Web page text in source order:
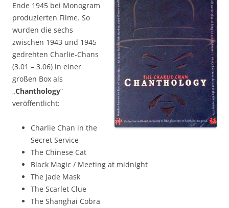
Ende 1945 bei Monogram
produzierten Filme. So
wurden die sechs
zwischen 1943 und 1945
gedrehten Charlie-Chans
(3.01 – 3.06) in einer
großen Box als
„Chanthology“
veröffentlicht:
Charlie Chan in the
Secret Service
The Chinese Cat
Black Magic / Meeting at midnight
The Jade Mask
The Scarlet Clue
The Shanghai Cobra